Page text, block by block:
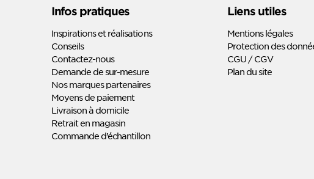
Infos pratiques
Inspirations et réalisations
Conseils
Contactez-nous
Demande de sur-mesure
Nos marques partenaires
Moyens de paiement
Livraison à domicile
Retrait en magasin
Commande d’échantillon
Liens utiles
Mentions légales
Protection des
CGU / CGV
Plan du site